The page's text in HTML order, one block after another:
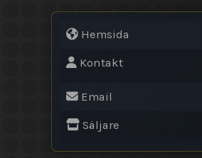
Hemsida
Kontakt
Email
Säljare